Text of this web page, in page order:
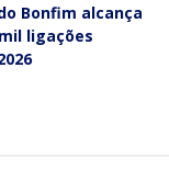
Bonfim alcança
ligações